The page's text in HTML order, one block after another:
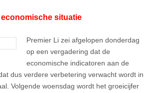
economische situatie
Premier Li zei afgelopen donderdag
op een vergadering dat de
economische indicatoren aan de
dus verdere verbetering verwacht wordt in
Volgende woensdag wordt het groeicijfer